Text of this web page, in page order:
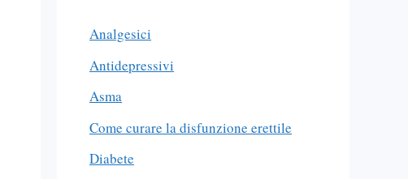
Analgesici
Antidepressivi
Asma
Come curare la disfunzione erettile
Diabete